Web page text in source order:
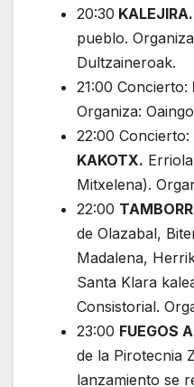
20:30 KALEJIRA.
pueblo.
Dultzaineroak.
21:00 Concierto:
Organiza:
22:00 Concierto:
KAKOTX.
Mitxelena).
22:00
de Olazabal,
Madalena,
Santa Klara
Consistorial.
23:00 FUEGOS
de la Pirotecnia
lanzamiento se